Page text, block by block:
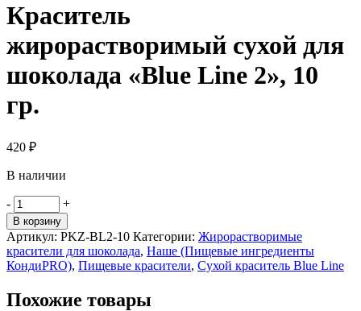
Краситель
жирорастворимый сухой для
шоколада «Blue Line 2», 10
гр.
420 ₽
В наличии
Количество
товара
Краситель
жирорастворимый
сухой
для
«Blue
- +
В корзину
Артикул: PKZ-BL2-10 Категории: Жирорастворимые
красители для шоколада, Наше (Пищевые ингредиенты
КондиPRO), Пищевые красители, Сухой краситель Blue Line
Похожие товары